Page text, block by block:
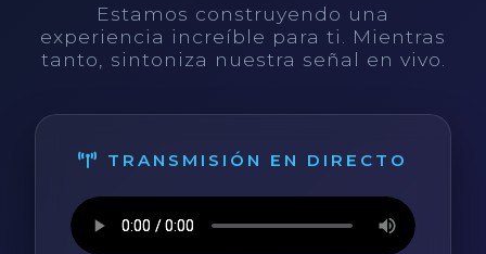
Estamos construyendo una
experiencia increíble para ti. Mientras
tanto, sintoniza nuestra señal en vivo.
TRANSMISIÓN EN DIRECTO